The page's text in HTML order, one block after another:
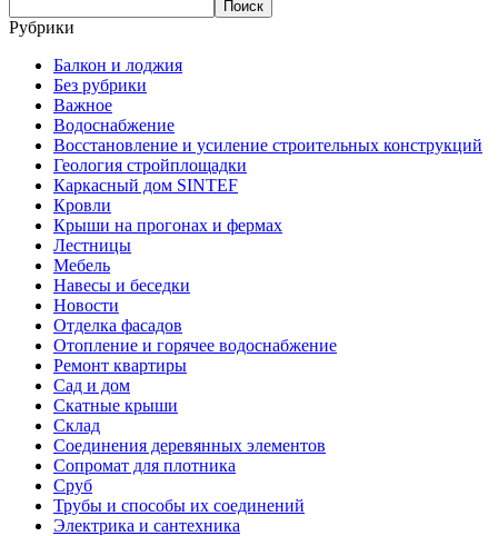
Рубрики
Балкон и лоджия
Без рубрики
Важное
Водоснабжение
Восстановление и усиление строительных конструкций
Геология стройплощадки
Каркасный дом SINTEF
Кровли
Крыши на прогонах и фермах
Лестницы
Мебель
Навесы и беседки
Новости
Отделка фасадов
Отопление и горячее водоснабжение
Ремонт квартиры
Сад и дом
Скатные крыши
Склад
Соединения деревянных элементов
Сопромат для плотника
Сруб
Трубы и способы их соединений
Электрика и сантехника